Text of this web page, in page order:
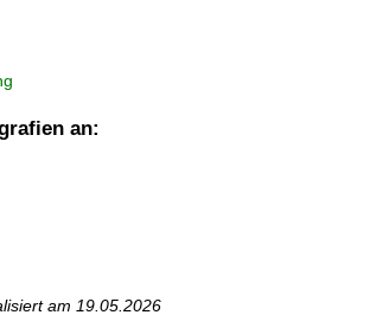
an:
am 19.05.2026